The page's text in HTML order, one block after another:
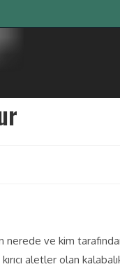
nerede ve kim
aletler olan